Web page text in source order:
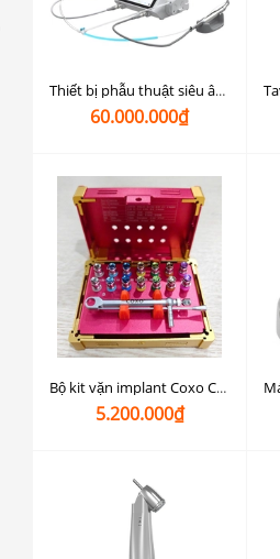
Thiết bị phẫu thuật siêu âm nha khoa 3in1 Coxo C-EXPLORER SG: nhổ răng siêu âm piezotome - cắm implant - phẫu thuật
60.000.000₫
Bộ kit vặn implant Coxo C-TW2
5.200.000₫